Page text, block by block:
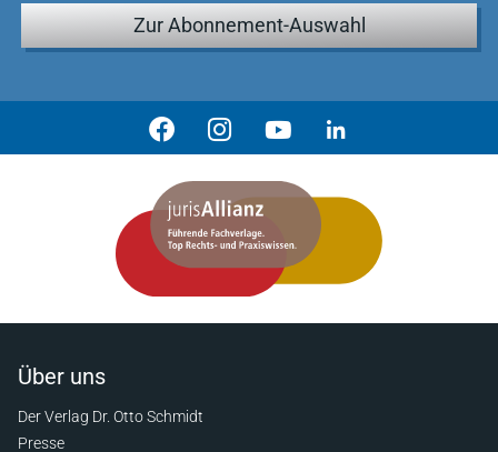
Zur Abonnement-Auswahl
Über uns
Der Verlag Dr. Otto Schmidt
Presse